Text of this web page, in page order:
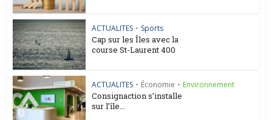
ACTUALITES • Sports
Cap sur les Îles avec la
course St-Laurent 400
ACTUALITES • Économie • Environnement
Consignaction s’installe
sur l’île...